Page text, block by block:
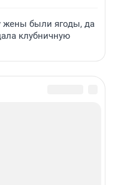
жены были ягоды, да
клубничную